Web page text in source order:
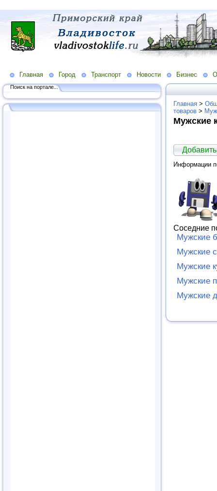
Главная Город Транспорт Новости Бизнес
Поиск на портале...
Главная >
товаров >
Мужские
Информации
Соседние
Мужские
Мужские
Мужские
Мужские
Мужские